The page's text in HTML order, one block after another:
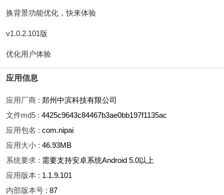
换背景功能优化，快来体验
v1.0.2.101版
优化用户体验
应用信息
应用厂商 : 郑州中滨科技有限公司
文件md5 : 4425c9643c84467b3ae0bb197f1135ac
应用包名 : com.nipai
应用大小 : 46.93MB
系统要求 : 需要支持安卓系统Android 5.0以上
应用版本 : 1.1.9.101
内部版本号 : 87